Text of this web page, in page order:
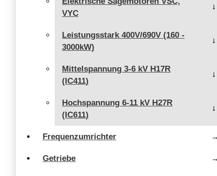
VYC
Leistungsstark 400V/690V (160 -
3000kW)
Mittelspannung 3-6 kV H17R
(IC411)
Hochspannung 6-11 kV H27R
(IC611)
Frequenzumrichter
Getriebe